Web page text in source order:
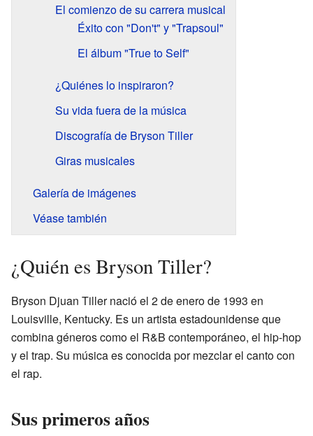
El comienzo de su carrera musical
Éxito con "Don't" y "Trapsoul"
El álbum "True to Self"
¿Quiénes lo inspiraron?
Su vida fuera de la música
Discografía de Bryson Tiller
Giras musicales
Galería de imágenes
Véase también
¿Quién es Bryson Tiller?
Bryson Djuan Tiller nació el 2 de enero de 1993 en
Louisville, Kentucky. Es un artista estadounidense que
combina géneros como el R&B contemporáneo, el hip-hop
y el trap. Su música es conocida por mezclar el canto con
el rap.
Sus primeros años